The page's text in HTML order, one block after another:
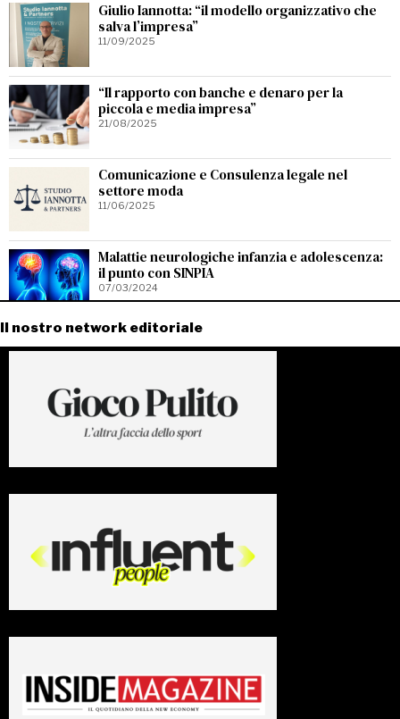
Giulio Iannotta: “il modello organizzativo che
salva l’impresa”
11/09/2025
“Il rapporto con banche e denaro per la
piccola e media impresa”
21/08/2025
Comunicazione e Consulenza legale nel
settore moda
11/06/2025
Malattie neurologiche infanzia e adolescenza:
il punto con SINPIA
07/03/2024
Il nostro network editoriale